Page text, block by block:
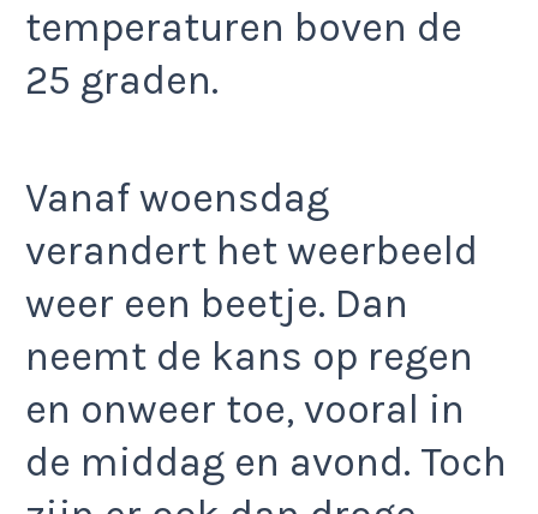
temperaturen boven de
25 graden.
Vanaf woensdag
verandert het weerbeeld
weer een beetje. Dan
neemt de kans op regen
en onweer toe, vooral in
de middag en avond. Toch